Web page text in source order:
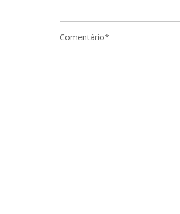
Comentário*